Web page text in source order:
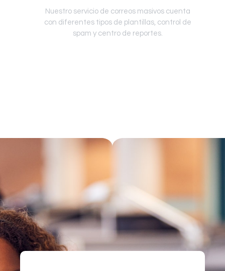
Nuestro servicio de correos masivos cuenta
con diferentes tipos de plantillas, control de
spam y centro de reportes.